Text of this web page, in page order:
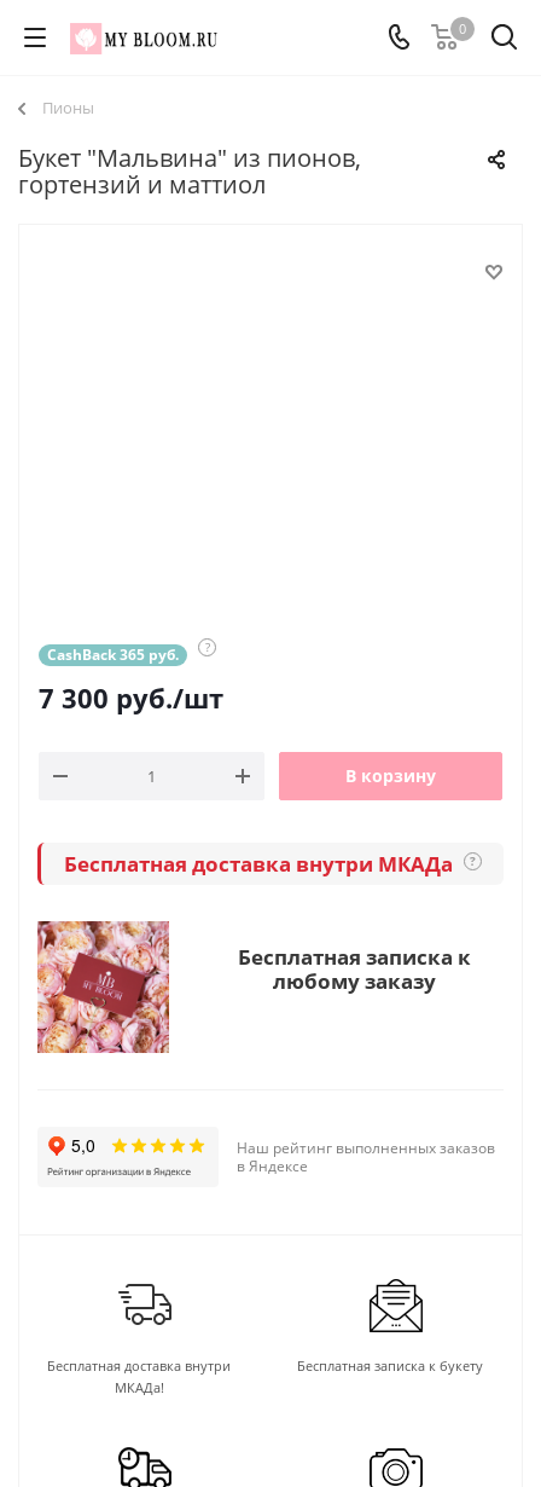
0
Пионы
Букет "Мальвина" из пионов,
гортензий и маттиол
CashBack 365 руб. ?
7 300 руб./шт
В корзину
Бесплатная доставка внутри МКАДа ?
Бесплатная записка к
любому заказу
Наш рейтинг выполненных заказов
в Яндексе
Бесплатная доставка внутри
МКАДа!
Бесплатная записка к букету